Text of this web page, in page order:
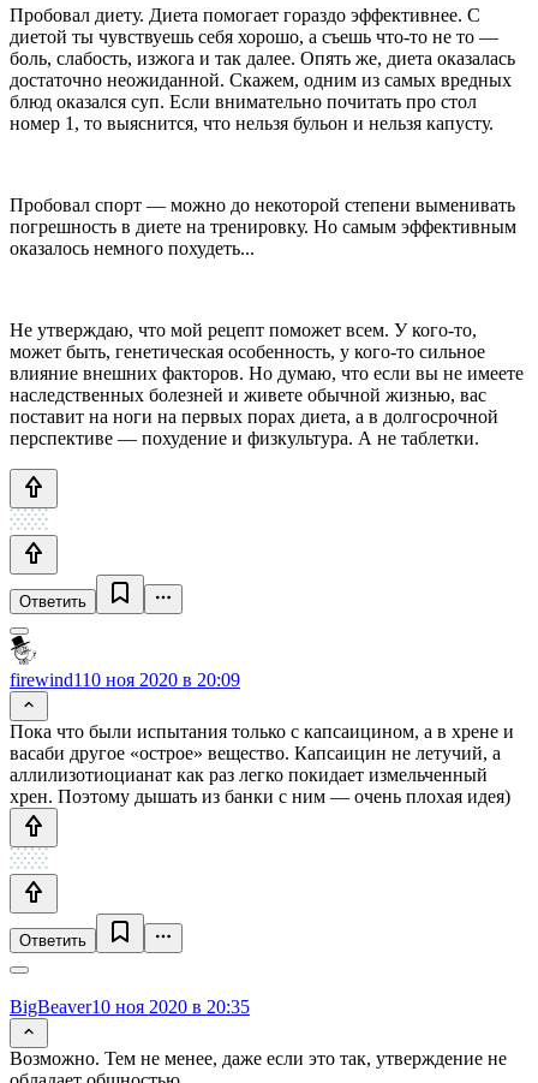
Пробовал диету. Диета помогает гораздо эффективнее. С
диетой ты чувствуешь себя хорошо, а съешь что-то не то —
боль, слабость, изжога и так далее. Опять же, диета оказалась
достаточно неожиданной. Скажем, одним из самых вредных
блюд оказался суп. Если внимательно почитать про стол
номер 1, то выяснится, что нельзя бульон и нельзя капусту.
Пробовал спорт — можно до некоторой степени выменивать
погрешность в диете на тренировку. Но самым эффективным
оказалось немного похудеть...
Не утверждаю, что мой рецепт поможет всем. У кого-то,
может быть, генетическая особенность, у кого-то сильное
влияние внешних факторов. Но думаю, что если вы не имеете
наследственных болезней и живете обычной жизнью, вас
поставит на ноги на первых порах диета, а в долгосрочной
перспективе — похудение и физкультура. А не таблетки.
Ответить
firewind110 ноя 2020 в 20:09
Пока что были испытания только с капсаицином, а в хрене и
васаби другое «острое» вещество. Капсаицин не летучий, а
аллилизотиоцианат как раз легко покидает измельченный
хрен. Поэтому дышать из банки с ним — очень плохая идея)
Ответить
BigBeaver10 ноя 2020 в 20:35
Возможно. Тем не менее, даже если это так, утверждение не